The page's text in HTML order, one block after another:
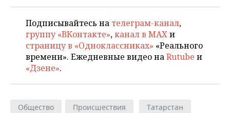
Подписывайтесь на телеграм-канал,
группу «ВКонтакте»,канал в MAXи
страницу в «Одноклассниках» «Реального
времени». Ежедневные видео наRutube и
«Дзене».
Общество Происшествия Татарстан